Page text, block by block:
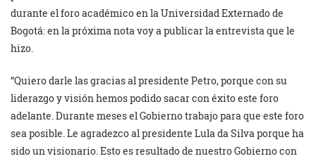
durante el foro académico en la Universidad Externado de
Bogotá: en la próxima nota voy a publicar la entrevista que le
hizo.
“Quiero darle las gracias al presidente Petro, porque con su
liderazgo y visión hemos podido sacar con éxito este foro
adelante. Durante meses el Gobierno trabajo para que este foro
sea posible. Le agradezco al presidente Lula da Silva porque ha
sido un visionario. Esto es resultado de nuestro Gobierno con